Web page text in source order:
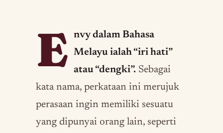
E
nvy dalam Bahasa
Melayu ialah “iri hati”
atau “dengki”. Sebagai
kata nama, perkataan ini merujuk
perasaan ingin memiliki sesuatu
yang dipunyai orang lain, seperti